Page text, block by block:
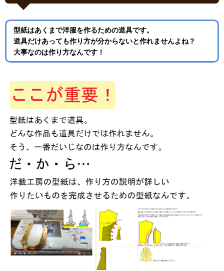
型紙はあくまで洋服を作るための道具です。
道具だけあっても作り方が分からないと作れませんよね？
大事なのは作り方なんです！